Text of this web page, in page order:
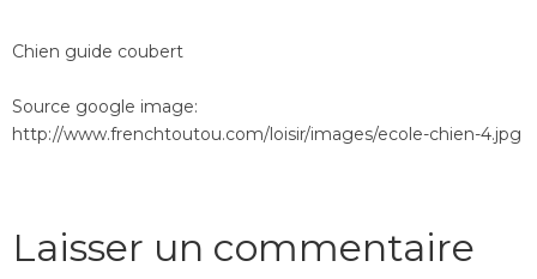
Chien guide coubert
Source google image:
http://www.frenchtoutou.com/loisir/images/ecole-chien-4.jpg
Laisser un commentaire